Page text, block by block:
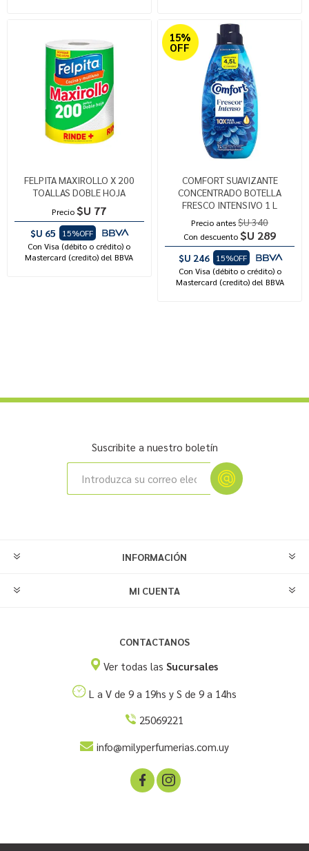
FELPITA MAXIROLLO X 200
TOALLAS DOBLE HOJA
Precio $U 77
$U 65
15%OFF
Con Visa (débito o crédito) o
Mastercard (credito) del BBVA
15%
OFF
COMFORT SUAVIZANTE
CONCENTRADO BOTELLA
FRESCO INTENSIVO 1 L
Precio antes$U 340
Con descuento $U 289
$U 246
15%OFF
Con Visa (débito o crédito) o
Mastercard (credito) del BBVA
Suscribite a nuestro boletín
INFORMACIÓN
MI CUENTA
CONTACTANOS
Ver todas las Sucursales
L a V de 9 a 19hs y S de 9 a 14hs
25069221
info@milyperfumerias.com.uy